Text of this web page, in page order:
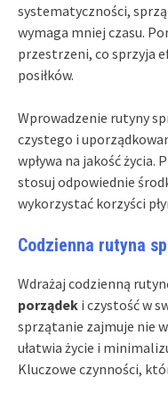
systematyczności,
wymaga mniej czasu.
przestrzeni, co sprzyja
posiłków.
Wprowadzenie rutyny
czystego i
wpływa na jakość
stosuj odpowiednie
wykorzystać korzyści
Codzienna rutyna
Wdrażaj codzienną
porządek i czystość w
sprzątanie zajmuje nie
ułatwia życie i
Kluczowe czynności,